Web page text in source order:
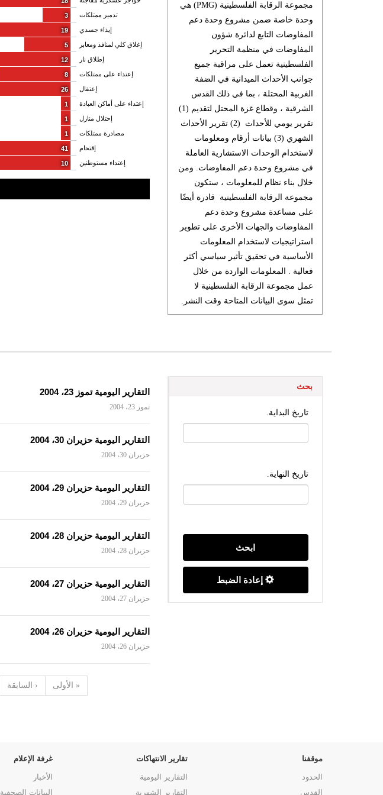
3
19
5
12
8
26
1
1
1
41
10
تدمير ممتلكات
إيذاء جسدي
إغلاق كلي لمنافذ ومعابر
إطلاق نار
إعتداء على ممتلكات
إعتقال
إعتداء على أماكن العبادة
إحتلال منازل
مصادرة ممتلكات
إقتحام
إعتداء مستوطنين
مجموعة الرقابة الفلسطينية (PMG) هي
وحدة خاصة ضمن مشروع وحدة دعم
المفاوضات التابع لدائرة شؤون
المفاوضات في منظمة التحرير
الفلسطينية تعمل على مراقبة جميع
جوانب الأحداث الميدانية في الضفة
الغربية المحتلة ، بما في ذلك القدس
الشرقية ، وقطاع غزة المحتل لتقديم (1)
تقرير يومي للأحداث (2) تقرير الأحداث
الشهري (3) بيانات أرقام ومعلومات
لاستخدام الوحدات الاستشارية العاملة
في مشروع وحدة دعم المفاوضات. ومن
خلال بناء نظام للمعلومات ، ستكون
مجموعة الرقابة الفلسطينية قادرة أيضًا
على مساعدة مشروع وحدة دعم
المفاوضات والجهات الأخرى على تطوير
استراتيجيات لاستخدام المعلومات
الأساسية في تحقيق تأثير سياسي أكثر
فعالية . المعلومات الواردة من خلال
عمل مجموعة الرقابة الفلسطينية لا
تمثل سوى البيانات المتاحة وقت النشر.
التقارير اليومية تموز 23، 2004
تموز 23، 2004
التقارير اليومية حزيران 30، 2004
حزيران 30، 2004
التقارير اليومية حزيران 29، 2004
حزيران 29، 2004
التقارير اليومية حزيران 28، 2004
حزيران 28، 2004
التقارير اليومية حزيران 27، 2004
حزيران 27، 2004
التقارير اليومية حزيران 26، 2004
حزيران 26، 2004
« الأولى ‹ السابقة
بحث
تاريخ البداية.
تاريخ النهاية.
ابحث
إعادة الضبط
موقفنا
الحدود
القدس
تقارير الانتهاكات
التقارير اليومية
التقارير الشهرية
غرفة الإعلام
الأخبار
البيانات الصحفية